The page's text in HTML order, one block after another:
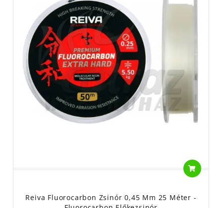
Reiva Fluorocarbon Zsinór 0,45 Mm 25 Méter -